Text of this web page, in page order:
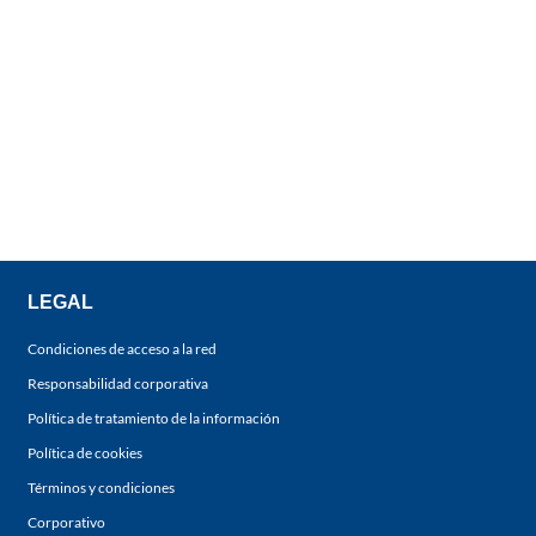
LEGAL
Condiciones de acceso a la red
Responsabilidad corporativa
Política de tratamiento de la información
Política de cookies
Términos y condiciones
Corporativo